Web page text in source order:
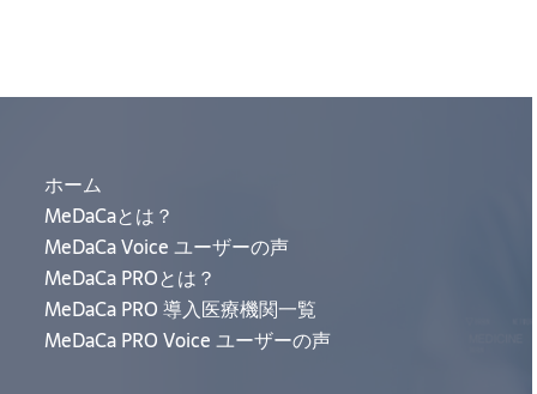
ホーム
MeDaCaとは？
MeDaCa Voice ユーザーの声
MeDaCa PROとは？
MeDaCa PRO 導入医療機関一覧
MeDaCa PRO Voice ユーザーの声